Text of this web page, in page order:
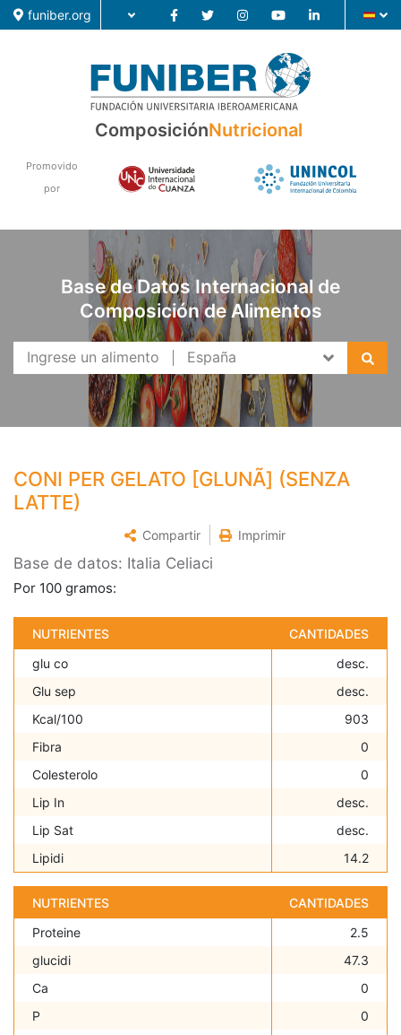
funiber.org
Investigación
ComposiciónNutricional
Promovido
por
Base de Datos Internacional de
Composición de Alimentos
CONI PER GELATO [GLUNÃ] (SENZA
LATTE)
Compartir Imprimir
Base de datos: Italia Celiaci
Por 100 gramos:
NUTRIENTES
CANTIDADES
glu co
desc.
Glu sep
desc.
Kcal/100
903
Fibra
0
Colesterolo
0
Lip In
desc.
Lip Sat
desc.
Lipidi
14.2
NUTRIENTES
CANTIDADES
Proteine
2.5
glucidi
47.3
Ca
0
P
0